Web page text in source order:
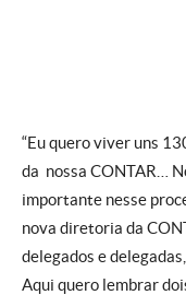
“Eu quero viver uns
da nossa CONTAR…
importante nesse
nova diretoria da
delegados e
Aqui quero lembrar